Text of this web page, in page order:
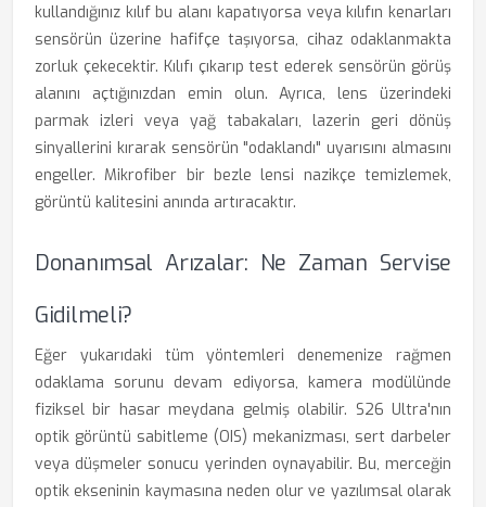
kullandığınız kılıf bu alanı kapatıyorsa veya kılıfın kenarları
sensörün üzerine hafifçe taşıyorsa, cihaz odaklanmakta
zorluk çekecektir. Kılıfı çıkarıp test ederek sensörün görüş
alanını açtığınızdan emin olun. Ayrıca, lens üzerindeki
parmak izleri veya yağ tabakaları, lazerin geri dönüş
sinyallerini kırarak sensörün "odaklandı" uyarısını almasını
engeller. Mikrofiber bir bezle lensi nazikçe temizlemek,
görüntü kalitesini anında artıracaktır.
Donanımsal Arızalar: Ne Zaman Servise
Gidilmeli?
Eğer yukarıdaki tüm yöntemleri denemenize rağmen
odaklama sorunu devam ediyorsa, kamera modülünde
fiziksel bir hasar meydana gelmiş olabilir. S26 Ultra'nın
optik görüntü sabitleme (OIS) mekanizması, sert darbeler
veya düşmeler sonucu yerinden oynayabilir. Bu, merceğin
optik ekseninin kaymasına neden olur ve yazılımsal olarak